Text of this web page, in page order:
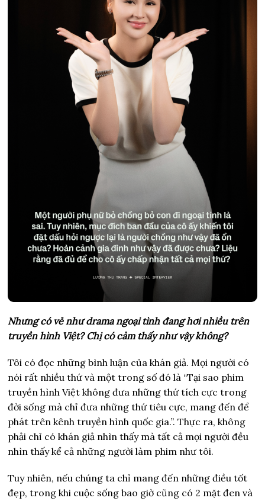
Nhưng có vẻ như drama ngoại tình đang hơi nhiều trên
truyền hình Việt? Chị có cảm thấy như vậy không?
Tôi có đọc những bình luận của khán giả. Mọi người có
nói rất nhiều thứ và một trong số đó là “Tại sao phim
truyền hình Việt không đưa những thứ tích cực trong
đời sống mà chỉ đưa những thứ tiêu cực, mang đến để
phát trên kênh truyền hình quốc gia.”. Thực ra, không
phải chỉ có khán giả nhìn thấy mà tất cả mọi người đều
nhìn thấy kể cả những người làm phim như tôi.
Tuy nhiên, nếu chúng ta chỉ mang đến những điều tốt
đẹp, trong khi cuộc sống bao giờ cũng có 2 mặt đen và